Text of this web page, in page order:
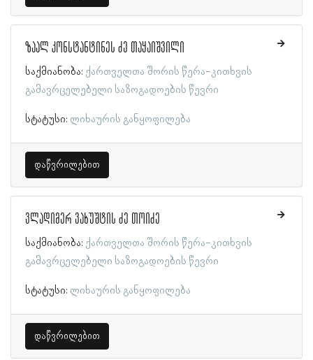
ზაალ კონსტანტინეს ძე თაყაიშვილი
საქმიანობა: ქართველთა შორის წერა-კითხვის
გამავრცელებელი საზოგადოების წევრი
სტატუსი: ლიხაურის განყოფილება
დაწვრილებით
ვლადიმერ ვახუშტის ძე თოიძე
საქმიანობა: ქართველთა შორის წერა-კითხვის
გამავრცელებელი საზოგადოების წევრი
სტატუსი: ლიხაურის განყოფილება
დაწვრილებით